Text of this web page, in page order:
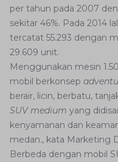
per tahun pada 2007
sekitar 46%. Pada 2014
tercatat 55.293 dengan
29.609 unit.
Menggunakan mesin
mobil berkonsep
berair, licin, berbatu,
SUV medium yang
kenyamanan dan
medan., kata Marketing
Berbeda dengan mobil